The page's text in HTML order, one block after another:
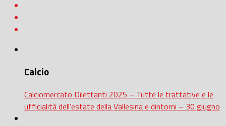
Calcio
Calciomercato Dilettanti 2025 – Tutte le trattative e le
ufficialità dell’estate della Vallesina e dintorni – 30 giugno